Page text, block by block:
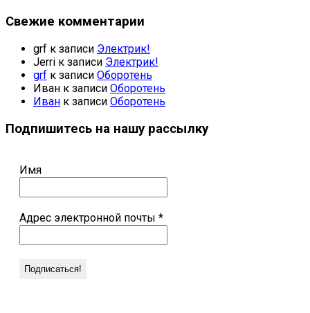
Свежие комментарии
grf к записи Электрик!
Jerri к записи Электрик!
grf к записи Оборотень
Иван к записи Оборотень
Иван к записи Оборотень
Подпишитесь на нашу рассылку
Имя
Адрес электронной почты *